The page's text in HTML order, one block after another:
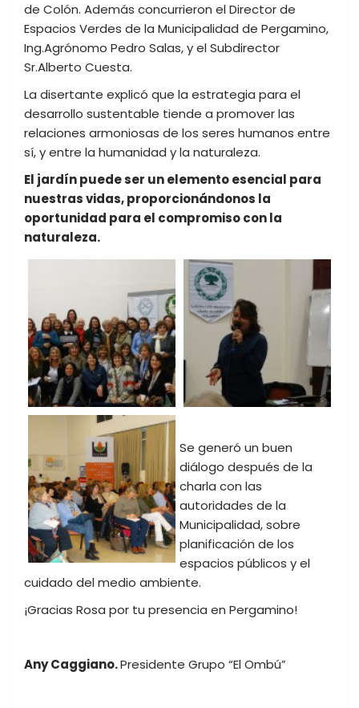
de Colón. Además concurrieron el Director de
Espacios Verdes de la Municipalidad de Pergamino,
Ing.Agrónomo Pedro Salas, y el Subdirector
Sr.Alberto Cuesta.
La disertante explicó que la estrategia para el
desarrollo sustentable tiende a promover las
relaciones armoniosas de los seres humanos entre
sí, y entre la humanidad y la naturaleza.
El jardín puede ser un elemento esencial para
nuestras vidas, proporcionándonos la
oportunidad para el compromiso con la
naturaleza.
Se generó un buen
diálogo después de la
charla con las
autoridades de la
Municipalidad, sobre
planificación de los
espacios públicos y el
cuidado del medio ambiente.
¡Gracias Rosa por tu presencia en Pergamino!
Any Caggiano.Presidente Grupo “El Ombú”